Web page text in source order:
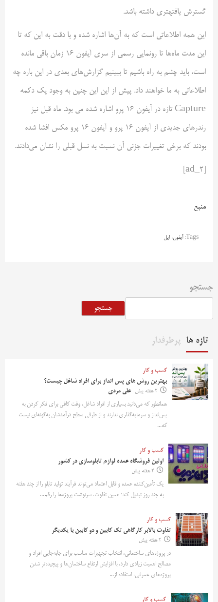
گسترش یافتهتری داشته باشد.
این همه اطلاعاتی است که به آن‌ها اشاره شده و با دقت به این که تا
این مدت ماه‌ها تا رونمایی رسمی از سری آیفون 16 زمان باقی مانده
است، باید چشم به راه باشیم تا ببینیم گزارش‌های بعدی در این باره چه
اطلاعاتی به ما خواهند داد. پیش از این این چنین به وجود یک دکمه
Capture تازه در آیفون‌ 16 پرو اشاره شده می بود. ماه قبل نیز
رندرهای جدیدی از آیفو‌ن 16 پرو و آیفون‌ 16 پرو مکس افشا شده
بودند که برخی تغییرات جزئی آن نسبت به نسل قبلی را نشان می‌دادند.
منبع
Tags: آیفون، اپل
جستجو
جستجو
تازه ها پرطرفدار
کسب و کار
بهترین روش‌ های پس‌ انداز برای افراد شاغل چیست؟
2 هفته پیش
علی مردی
همانطور که می‌دانید بسیاری از افراد شاغل، وقت کافی برای فکر کردن به
پس‌انداز و سرمایه‌گذاری ندارند و از طرفی سطح درآمدشان به‌گونه‌ای نیست
که...
کسب و کار
اولین فروشگاه عمده لوازم تابلوسازی در کشور
2 هفته پیش
یک تأمین‌کننده عمده و قابل اعتماد می‌تواند فرآیند تولید تابلو را از چند هفته
به چند روز تبدیل کند؛ همین تفاوت، سرنوشت پروژه‌ها را رقم...
کسب و کار
تفاوت بالابر کارگاهی تک کابین و دو کابین با یکدیگر
2 هفته پیش
در پروژه‌های ساختمانی، انتخاب تجهیزات مناسب برای جابه‌جایی افراد و
مصالح اهمیت زیادی دارد. با افزایش ارتفاع ساختمان‌ها و پیچیده‌تر شدن
پروژه‌های عمرانی، استفاده از...
کسب و کار